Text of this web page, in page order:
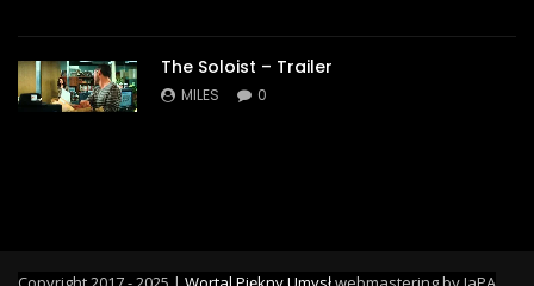
The Soloist – Trailer
MILES 0